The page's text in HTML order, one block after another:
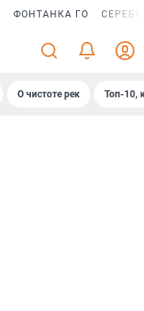
ФОНТАНКА ГО
О чистоте рек Топ-10,